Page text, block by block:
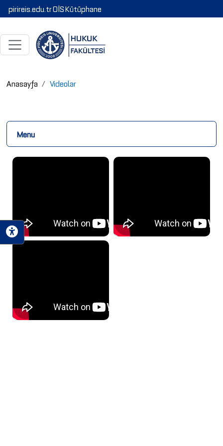
pirireis.edu.trOİSKütüphane
Anasayfa Videolar
Menu